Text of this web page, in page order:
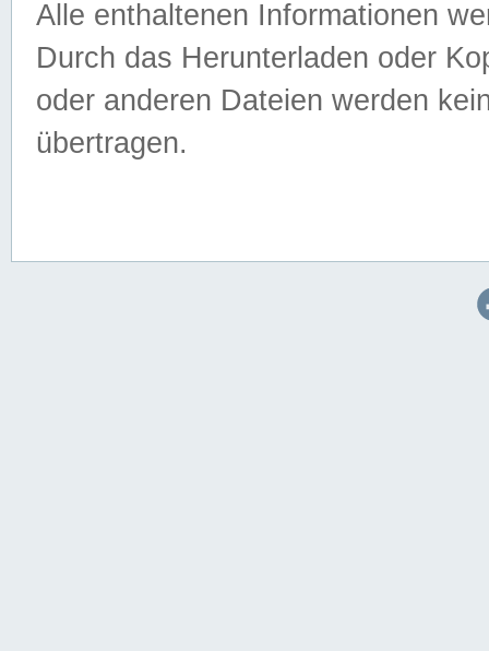
Alle enthaltenen Informationen
Durch das Herunterladen oder
oder anderen Dateien werden
übertragen.